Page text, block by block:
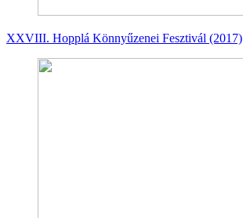
XXVIII. Hopplá Könnyűzenei Fesztivál (2017)